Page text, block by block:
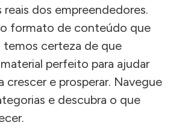
reais dos empreendedores.
formato de conteúdo que
temos certeza de que
perfeito para ajudar
crescer e prosperar. Navegue
e descubra o que